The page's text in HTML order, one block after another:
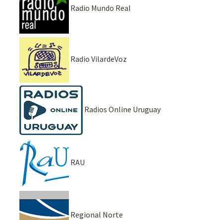
Radio Mundo Real
Radio VilardeVoz
Radios Online Uruguay
RAU
Regional Norte